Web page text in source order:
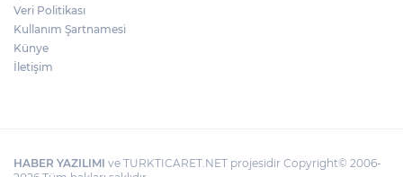
Veri Politikası
Kullanım Şartnamesi
Künye
İletişim
HABER YAZILIMI ve TURKTICARET.NET projesidir Copyright© 2006-